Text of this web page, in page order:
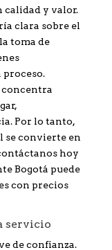
calidad y valor.
clara sobre el
toma de
proceso.
concentra
Por lo tanto,
convierte en
hoy
Bogotá puede
con precios
servicio
de confianza.